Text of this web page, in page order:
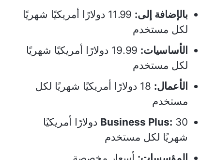
بالإضافة إلى:
11.99 دولارًا أمريكيًا شهريًا
لكل مستخدم
الأساسيات:
19.99 دولارًا أمريكيًا شهريًا
لكل مستخدم
الأعمال:
18 دولارًا أمريكيًا شهريًا لكل
مستخدم
Business Plus: 30 دولارًا أمريكيًا
شهريًا لكل مستخدم